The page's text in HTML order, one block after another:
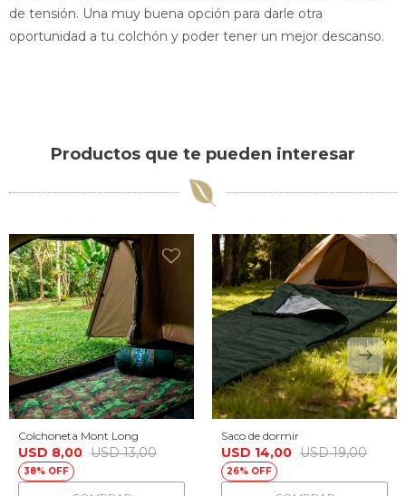
de tensión. Una muy buena opción para darle otra
oportunidad a tu colchón y poder tener un mejor descanso.
Productos que te pueden interesar
Colchoneta Mont Long
USD 8,00 USD 13,00
38
Saco de dormir
USD 14,00 USD 19,00
26